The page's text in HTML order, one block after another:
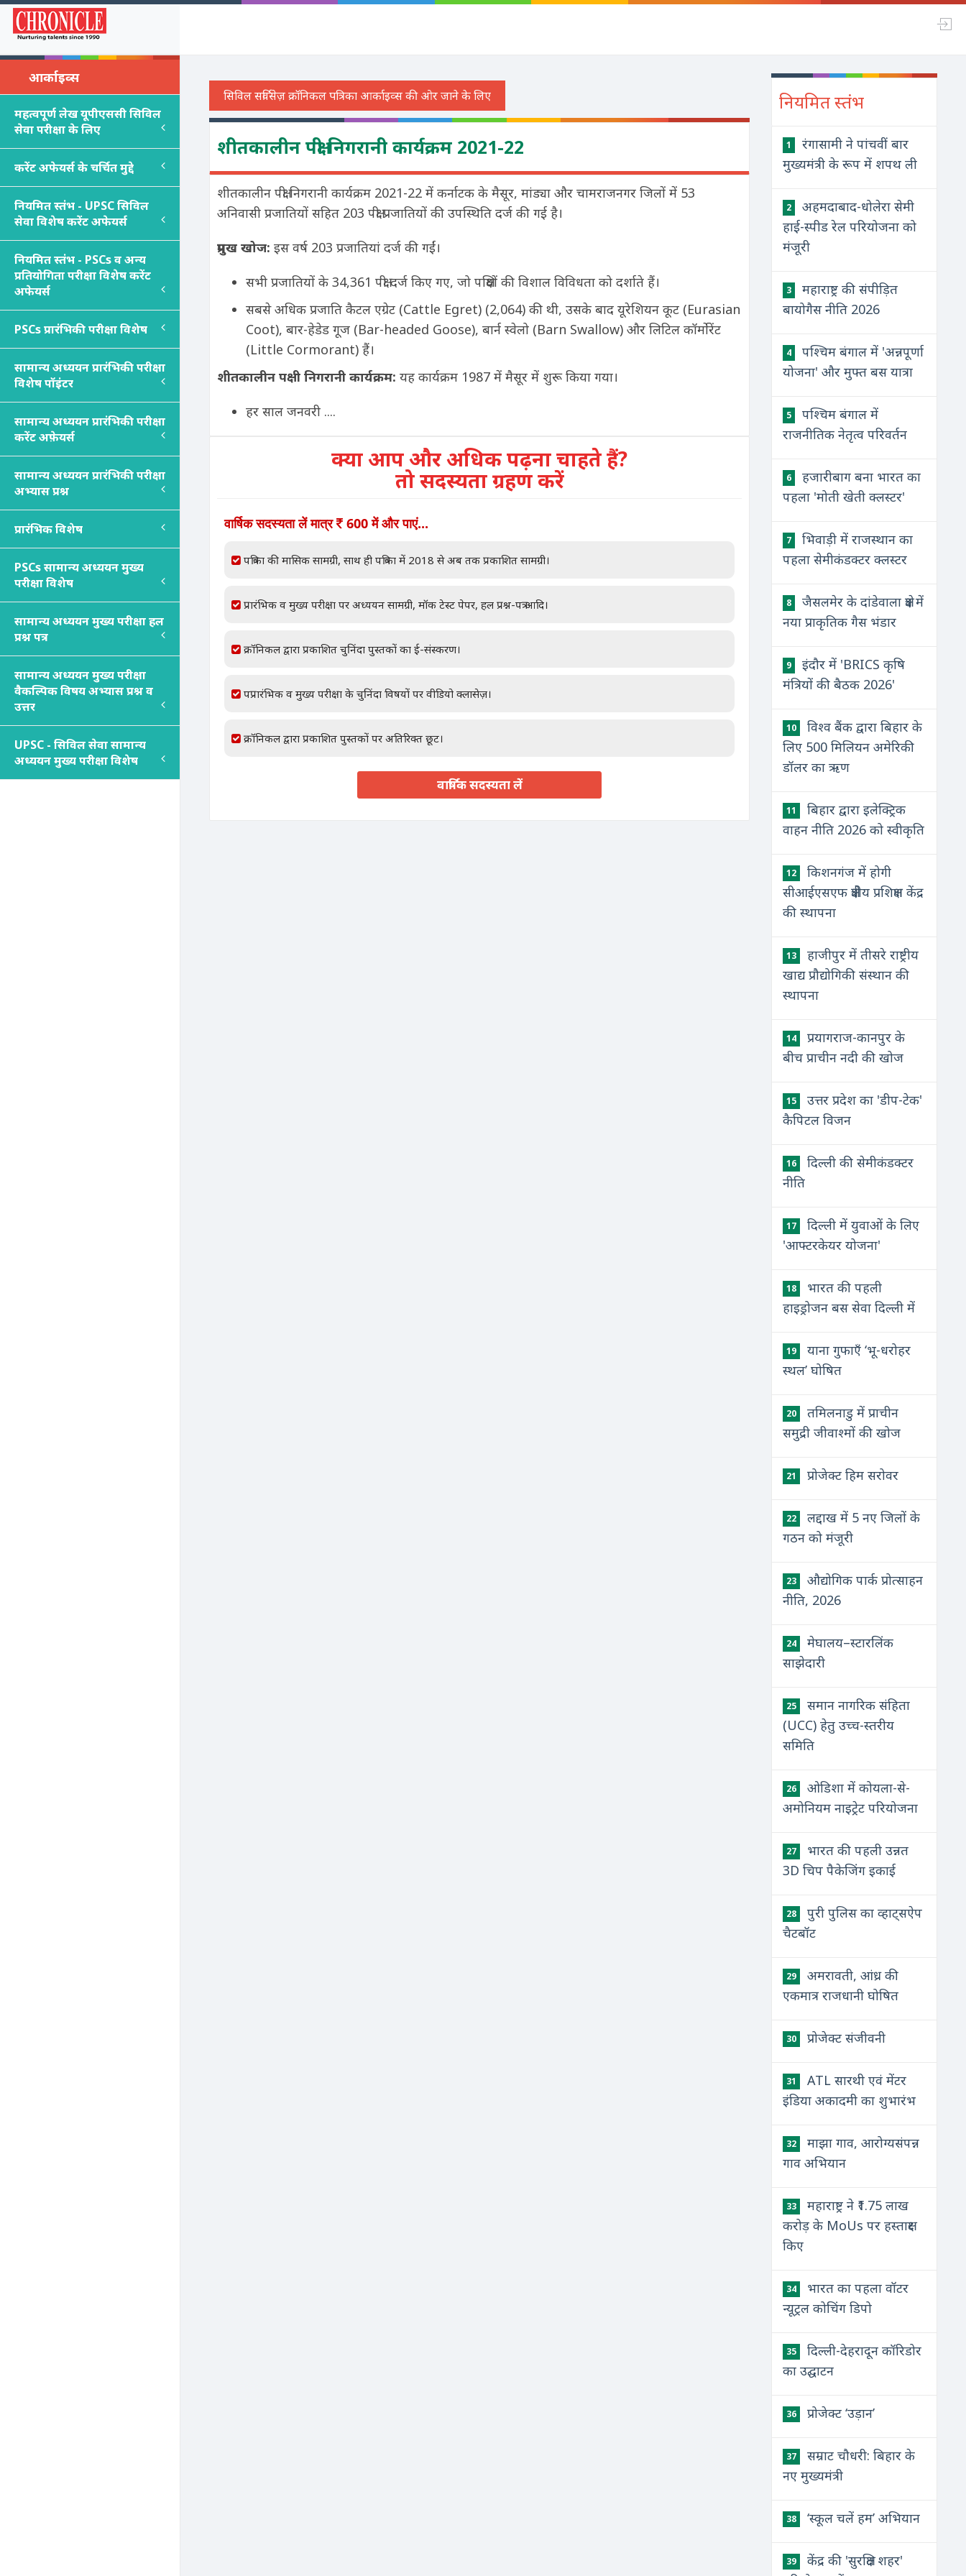
आर्काइव्स
महत्वपूर्ण लेख यूपीएससी सिविल
सेवा परीक्षा के लिए
करेंट अफेयर्स के चर्चित मुद्दे
नियमित स्तंभ - UPSC सिविल
सेवा विशेष करेंट अफेयर्स
नियमित स्तंभ - PSCsव अन्य
प्रतियोगिता परीक्षा विशेष करेंट
अफेयर्स
PSCsप्रारंभिकी परीक्षा विशेष
सामान्य अध्ययन प्रारंभिकी परीक्षा
विशेष पॉइंटर
सामान्य अध्ययन प्रारंभिकी परीक्षा
करेंट अफ़ेयर्स
सामान्य अध्ययन प्रारंभिकी परीक्षा
अभ्यास प्रश्न
प्रारंभिक विशेष
PSCsसामान्य अध्ययन मुख्य
परीक्षा विशेष
सामान्य अध्ययन मुख्य परीक्षा हल
प्रश्न पत्र
सामान्य अध्ययन मुख्य परीक्षा
वैकल्पिक विषय अभ्यास प्रश्न व
उत्तर
UPSC - सिविल सेवा सामान्य
अध्ययन मुख्य परीक्षा विशेष
शीतकालीन पक्षी निगरानी कार्यक्रम 2021-22
शीतकालीन पक्षी निगरानी कार्यक्रम 2021-22 में कर्नाटक के मैसूर, मांड्या और चामराजनगर जिलों में 53
अनिवासी प्रजातियों सहित 203 पक्षी प्रजातियों की उपस्थिति दर्ज की गई है।
प्रमुख खोज: इस वर्ष 203 प्रजातियां दर्ज की गईं।
सभी प्रजातियों के 34,361 पक्षी दर्ज किए गए, जो पक्षियों की विशाल विविधता को दर्शाते हैं।
सबसे अधिक प्रजाति कैटल एग्रेट (Cattle Egret) (2,064) की थी, उसके बाद यूरेशियन कूट (Eurasian
Coot), बार-हेडेड गूज (Bar-headed Goose), बार्न स्वेलो (Barn Swallow) और लिटिल कॉर्मोरेंट
(Little Cormorant) हैं।
शीतकालीन पक्षी निगरानी कार्यक्रम: यह कार्यक्रम 1987 में मैसूर में शुरू किया गया।
हर साल जनवरी ....
क्या आप और अधिक पढ़ना चाहते हैं?
तो सदस्यता ग्रहण करें
वार्षिक सदस्यता लें मात्र 600 में और पाएं...
पत्रिका की मासिक सामग्री, साथ ही पत्रिका में 2018 से अब तक प्रकाशित सामग्री।
प्रारंभिक व मुख्य परीक्षा पर अध्ययन सामग्री, मॉक टेस्ट पेपर, हल प्रश्न-पत्र आदि।
क्रॉनिकल द्वारा प्रकाशित चुनिंदा पुस्तकों का ई-संस्करण।
पप्रारंभिक व मुख्य परीक्षा के चुनिंदा विषयों पर वीडियो क्लासेज़।
क्रॉनिकल द्वारा प्रकाशित पुस्तकों पर अतिरिक्त छूट।
वार्षिक सदस्यता लें
नियमित स्तंभ
1
रंगासामी ने पांचवीं बार
मुख्यमंत्री के रूप में शपथ ली
2
अहमदाबाद-धोलेरा सेमी
हाई-स्पीड रेल परियोजना को
मंजूरी
3
महाराष्ट्र की संपीड़ित
बायोगैस नीति 2026
4
पश्चिम बंगाल में 'अन्नपूर्णा
योजना' और मुफ्त बस यात्रा
5
पश्चिम बंगाल में
राजनीतिक नेतृत्व परिवर्तन
6
हजारीबाग बना भारत का
पहला 'मोती खेती क्लस्टर'
7
भिवाड़ी में राजस्थान का
पहला सेमीकंडक्टर क्लस्टर
8
जैसलमेर के दांडेवाला क्षेत्र में
नया प्राकृतिक गैस भंडार
9
इंदौर में 'BRICS कृषि
मंत्रियों की बैठक 2026'
10
विश्व बैंक द्वारा बिहार के
लिए 500 मिलियन अमेरिकी
डॉलर का ऋण
11
बिहार द्वारा इलेक्ट्रिक
वाहन नीति 2026 को स्वीकृति
12
किशनगंज में होगी
सीआईएसएफ क्षेत्रीय प्रशिक्षण केंद्र
की स्थापना
13
हाजीपुर में तीसरे राष्ट्रीय
खाद्य प्रौद्योगिकी संस्थान की
स्थापना
14
प्रयागराज-कानपुर के
बीच प्राचीन नदी की खोज
15
उत्तर प्रदेश का 'डीप-टेक'
कैपिटल विजन
16
दिल्ली की सेमीकंडक्टर
नीति
17
दिल्ली में युवाओं के लिए
'आफ्टरकेयर योजना'
18
भारत की पहली
हाइड्रोजन बस सेवा दिल्ली में
19
याना गुफाएँ ‘भू-धरोहर
स्थल’ घोषित
20
तमिलनाडु में प्राचीन
समुद्री जीवाश्मों की खोज
21 प्रोजेक्ट हिम सरोवर
22
लद्दाख में 5 नए जिलों के
गठन को मंजूरी
23
औद्योगिक पार्क प्रोत्साहन
नीति, 2026
24
मेघालय–स्टारलिंक
साझेदारी
25
समान नागरिक संहिता
(UCC) हेतु उच्च-स्तरीय
समिति
26
ओडिशा में कोयला-से-
अमोनियम नाइट्रेट परियोजना
27
भारत की पहली उन्नत
3D चिप पैकेजिंग इकाई
28
पुरी पुलिस का व्हाट्सऐप
चैटबॉट
29
अमरावती, आंध्र की
एकमात्र राजधानी घोषित
30 प्रोजेक्ट संजीवनी
31
ATL सारथी एवं मेंटर
इंडिया अकादमी का शुभारंभ
32
​माझा गाव, आरोग्यसंपन्न
गाव अभियान
33
महाराष्ट्र ने ₹1.75 लाख
करोड़ के MoUs पर हस्ताक्षर
किए
34
भारत का पहला वॉटर
न्‍यूट्रल कोचिंग डिपो
35
दिल्ली-देहरादून कॉरिडोर
का उद्घाटन
36 प्रोजेक्ट ‘उड़ान’
37
सम्राट चौधरी: बिहार के
नए मुख्यमंत्री
38 ‘स्कूल चलें हम’ अभियान
39
केंद्र की 'सुरक्षित शहर'